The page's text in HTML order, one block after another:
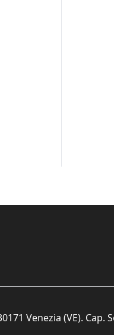
Venezia (VE). Cap.